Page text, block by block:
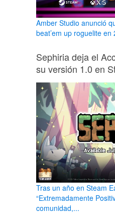
Amber Studio anunció
beat’em up roguelite
Sephiria deja el
su versión 1.0 en
Tras un año en Steam
“Extremadamente
comunidad,...